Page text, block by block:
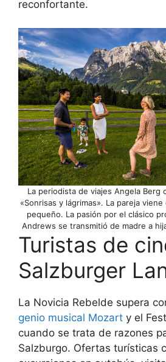
reconfortante.
La periodista de viajes Angela Berg
«Sonrisas y lágrimas». La pareja
pequeño. La pasión por el clásico
Andrews se transmitió de madre a
Turistas de
Salzburger
La Novicia Rebelde supera
genio musical Mozart y el
cuando se trata de razones
Salzburgo. Ofertas turísticas